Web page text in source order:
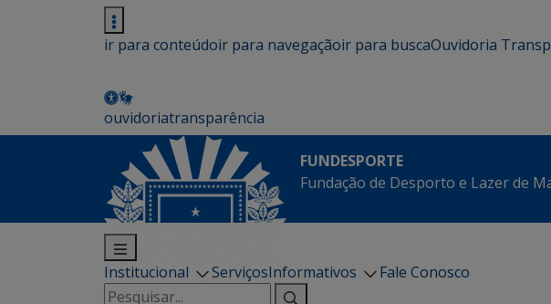
ir para conteúdoir para navegaçãoir para buscaOuvidoria
ouvidoriatransparência
FUNDESPORTE
Fundação de Desporto e Lazer de
Institucional ServiçosInformativos
Fale Conosco
Pesquisar